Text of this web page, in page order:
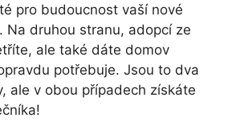
pro budoucnost vaší nové
Na druhou stranu, adopcí ze
ale také dáte domov
potřebuje. Jsou to dva
ale v obou případech získáte